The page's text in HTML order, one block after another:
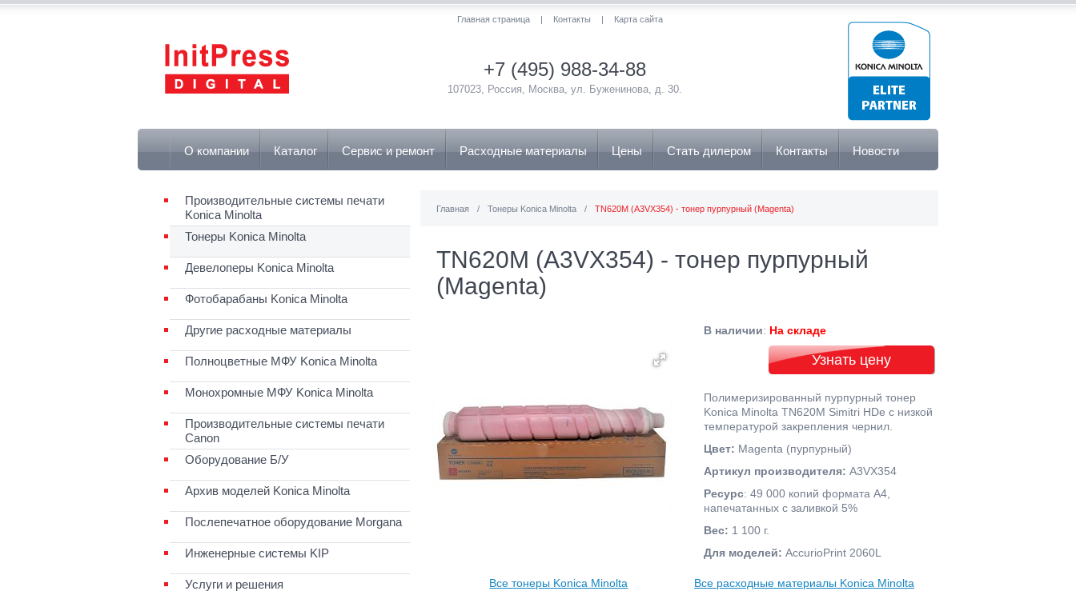
Главная страница | Контакты | Карта сайта
+7 (495) 988-34-88
107023, Россия, Москва, ул. Буженинова, д. 30.
О компании Каталог Сервис и ремонт Расходные материалы Цены Стать дилером Контакты Новости
Главная / Тонеры Konica Minolta / TN620M (A3VX354) - тонер пурпурный (Magenta)
TN620M (A3VX354) - тонер пурпурный
(Magenta)
В наличии: На складе
Узнать цену
Полимеризированный пурпурный тонер
Konica Minolta TN620M Simitri HDe с низкой
температурой закрепления чернил.
Цвет: Magenta (пурпурный)
Артикул производителя: A3VX354
Ресурс: 49 000 копий формата А4,
напечатанных с заливкой 5%
Вес: 1 100 г.
Для моделей: AccurioPrint 2060L
Все тонеры Konica Minolta Все расходные материалы Konica Minolta
Производительные системы печати
Konica Minolta
Тонеры Konica Minolta
Девелоперы Konica Minolta
Фотобарабаны Konica Minolta
Другие расходные материалы
Полноцветные МФУ Konica Minolta
Монохромные МФУ Konica Minolta
Производительные системы печати
Canon
Оборудование Б/У
Архив моделей Konica Minolta
Послепечатное оборудование Morgana
Инженерные системы KIP
Услуги и решения